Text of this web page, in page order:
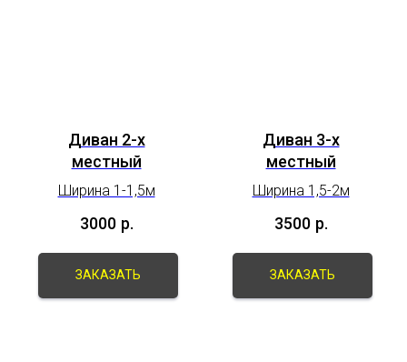
Диван 2-х
местный
Ширина 1-1,5м
3000 р.
ЗАКАЗАТЬ
Диван 3-х
местный
Ширина 1,5-2м
3500 р.
ЗАКАЗАТЬ